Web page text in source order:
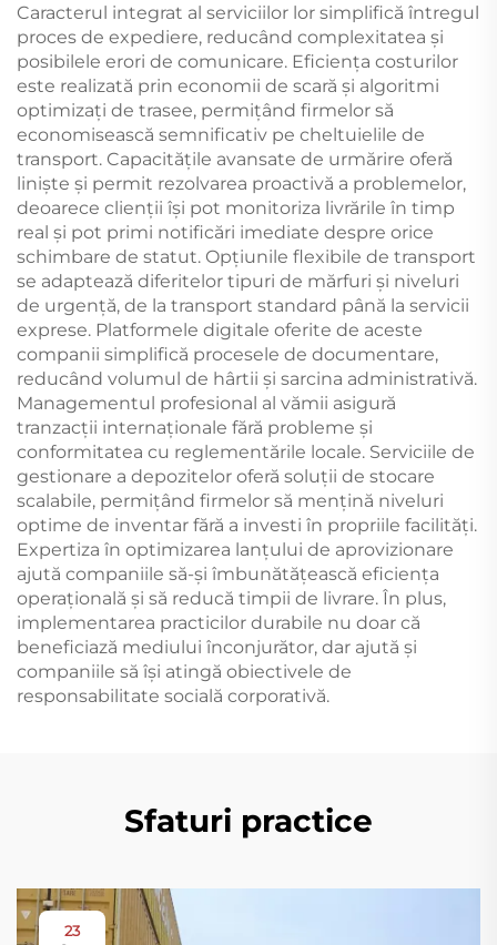
Caracterul integrat al serviciilor lor simplifică întregul
proces de expediere, reducând complexitatea și
posibilele erori de comunicare. Eficiența costurilor
este realizată prin economii de scară și algoritmi
optimizați de trasee, permițând firmelor să
economisească semnificativ pe cheltuielile de
transport. Capacitățile avansate de urmărire oferă
liniște și permit rezolvarea proactivă a problemelor,
deoarece clienții își pot monitoriza livrările în timp
real și pot primi notificări imediate despre orice
schimbare de statut. Opțiunile flexibile de transport
se adaptează diferitelor tipuri de mărfuri și niveluri
de urgență, de la transport standard până la servicii
exprese. Platformele digitale oferite de aceste
companii simplifică procesele de documentare,
reducând volumul de hârtii și sarcina administrativă.
Managementul profesional al vămii asigură
tranzacții internaționale fără probleme și
conformitatea cu reglementările locale. Serviciile de
gestionare a depozitelor oferă soluții de stocare
scalabile, permițând firmelor să mențină niveluri
optime de inventar fără a investi în propriile facilități.
Expertiza în optimizarea lanțului de aprovizionare
ajută companiile să-și îmbunătățească eficiența
operațională și să reducă timpii de livrare. În plus,
implementarea practicilor durabile nu doar că
beneficiază mediului înconjurător, dar ajută și
companiile să își atingă obiectivele de
responsabilitate socială corporativă.
Sfaturi practice
23